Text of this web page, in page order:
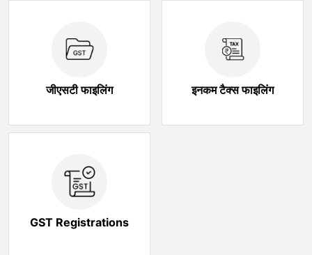
जीएसटी फाइलिंग इनकम टैक्स फाइलिंग
GST Registrations